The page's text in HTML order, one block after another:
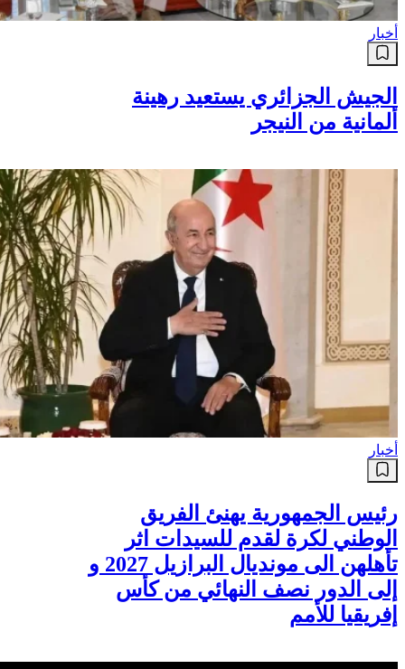
أخبار
الجيش الجزائري يستعيد رهينة
ألمانية من النيجر
أخبار
رئيس الجمهورية يهنئ الفريق
الوطني لكرة لقدم للسيدات اثر
تأهلهن الى مونديال البرازيل 2027 و
إلى الدور نصف النهائي من كأس
إفريقيا للأمم